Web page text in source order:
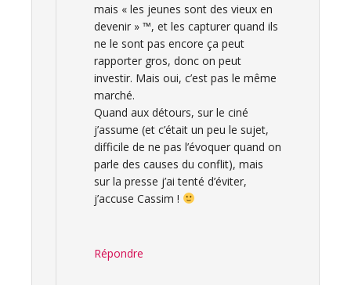
mais « les jeunes sont des vieux en
devenir » ™, et les capturer quand ils
ne le sont pas encore ça peut
rapporter gros, donc on peut
investir. Mais oui, c’est pas le même
marché.
Quand aux détours, sur le ciné
j’assume (et c’était un peu le sujet,
difficile de ne pas l’évoquer quand on
parle des causes du conflit), mais
sur la presse j’ai tenté d’éviter,
j’accuse Cassim !
Répondre